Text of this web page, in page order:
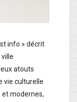
info » décrit
atouts
vie culturelle
modernes,